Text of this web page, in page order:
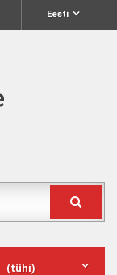
Eesti
(tühi)